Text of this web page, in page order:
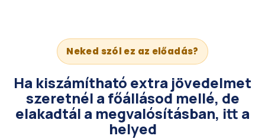
Neked szól ez az előadás?
Ha kiszámítható extra jövedelmet
szeretnél a főállásod mellé, de
elakadtál a megvalósításban, itt a
helyed